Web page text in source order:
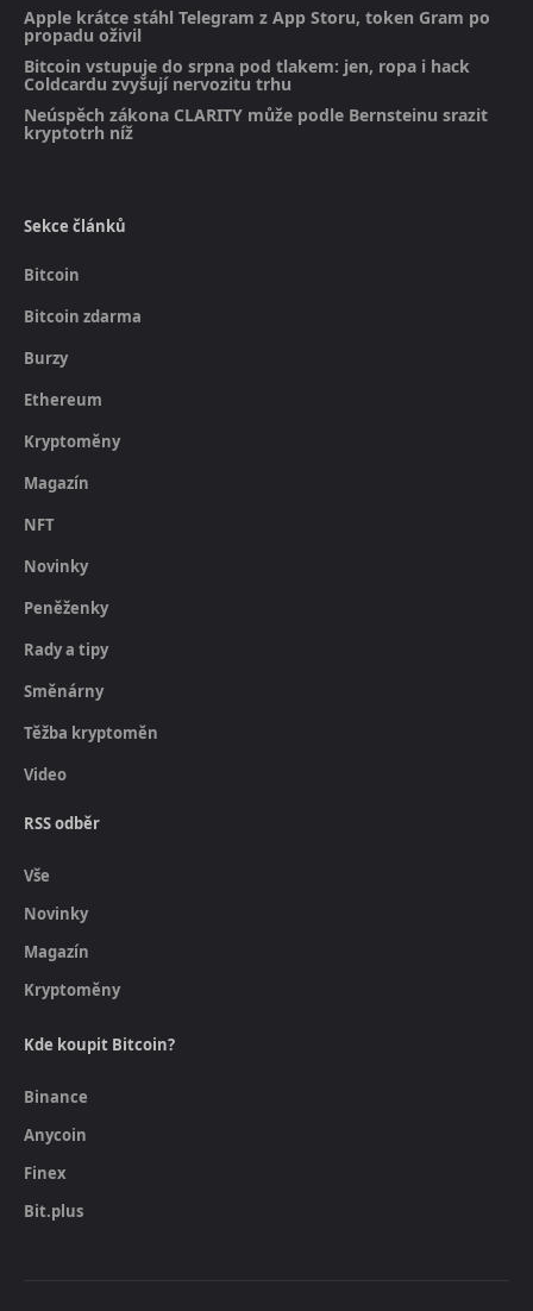
Apple krátce stáhl Telegram z App Storu, token Gram po
propadu oživil
Bitcoin vstupuje do srpna pod tlakem: jen, ropa i hack
Coldcardu zvyšují nervozitu trhu
Neúspěch zákona CLARITY může podle Bernsteinu srazit
kryptotrh níž
Sekce článků
Bitcoin
Bitcoin zdarma
Burzy
Ethereum
Kryptoměny
Magazín
NFT
Novinky
Peněženky
Rady a tipy
Směnárny
Těžba kryptoměn
Video
RSS odběr
Vše
Novinky
Magazín
Kryptoměny
Kde koupit Bitcoin?
Binance
Anycoin
Finex
Bit.plus